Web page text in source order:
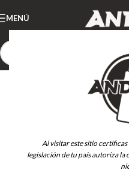
Al visitar este sitio certificas
legislación de tu país autoriza
MENÚ